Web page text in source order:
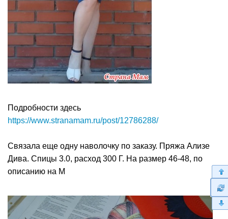
Подробности здесь
https://www.stranamam.ru/post/12786288/
Cвязала еще одну наволочку по заказу. Пряжа Ализе
Дива. Спицы 3.0, расход 300 Г. На размер 46-48, по
описанию на М